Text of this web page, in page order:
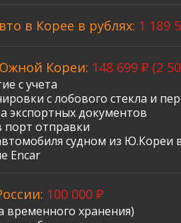
в Корее в рублях: 1 189
Кореи: 148 699 ₽ (2
с учета
с лобового стекла и
экспортных документов
порт отправки
судном из Ю.Кореи
Encar
100 000 ₽
временного хранения)